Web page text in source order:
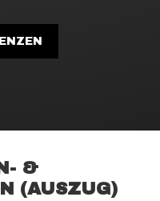
&
(AUSZUG)